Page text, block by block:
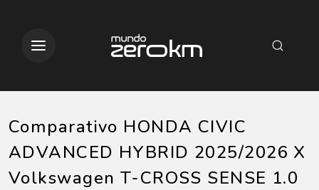
Comparativo HONDA CIVIC
ADVANCED HYBRID 2025/2026 X
Volkswagen T-CROSS SENSE 1.0